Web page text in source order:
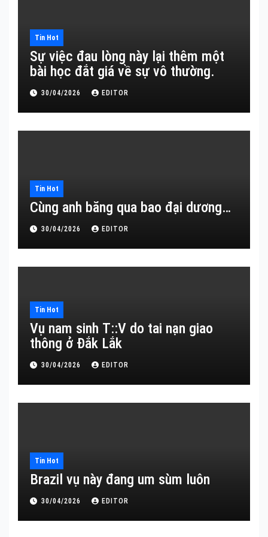
Tin Hot
Sự việc đau lòng này lại thêm một
bài học đắt giá về sự vô thường.
30/04/2026 EDITOR
Tin Hot
Cùng anh băng qua bao đại dương…
30/04/2026 EDITOR
Tin Hot
Vụ nam sinh T::V do tai nạn giao
thông ở Đắk Lắk
30/04/2026 EDITOR
Tin Hot
Brazil vụ này đang um sùm luôn
30/04/2026 EDITOR